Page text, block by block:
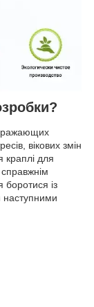
вікових змін
краплі для
боротися із
наступними